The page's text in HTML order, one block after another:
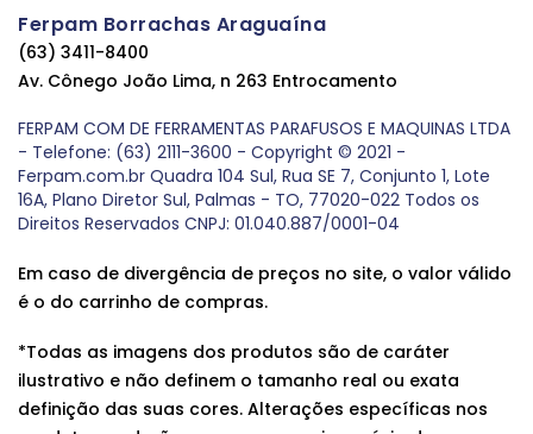
Ferpam Borrachas Araguaína
(63) 3411-8400
Av. Cônego João Lima, n 263 Entrocamento
FERPAM COM DE FERRAMENTAS PARAFUSOS E MAQUINAS LTDA
- Telefone: (63) 2111-3600 - Copyright © 2021 -
Ferpam.com.br Quadra 104 Sul, Rua SE 7, Conjunto 1, Lote
16A, Plano Diretor Sul, Palmas - TO, 77020-022 Todos os
Direitos Reservados CNPJ: 01.040.887/0001-04
Em caso de divergência de preços no site, o valor válido
é o do carrinho de compras.
*Todas as imagens dos produtos são de caráter
ilustrativo e não definem o tamanho real ou exata
definição das suas cores. Alterações específicas nos